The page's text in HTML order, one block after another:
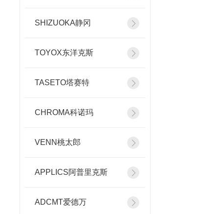
SHIZUOKA静冈
TOYOX东洋克斯
TASETO塔赛特
CHROMA科诺玛
VENN桃太郎
APPLICS阿普里克斯
ADCMT爱德万